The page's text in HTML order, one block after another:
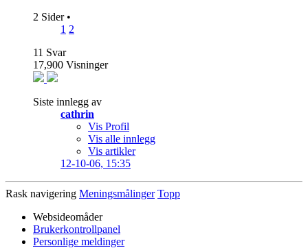
2 Sider •
1 2
11 Svar
17,900 Visninger
Siste innlegg av
cathrin
Vis Profil
Vis alle innlegg
Vis artikler
12-10-06, 15:35
Rask navigering Meningsmålinger Topp
Websideomåder
Brukerkontrollpanel
Personlige meldinger